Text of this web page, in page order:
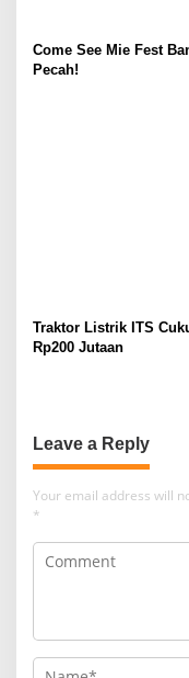
Come See Mie Fest
Pecah!
Traktor Listrik ITS
Rp200 Jutaan
Leave a Reply
Your email address will
*